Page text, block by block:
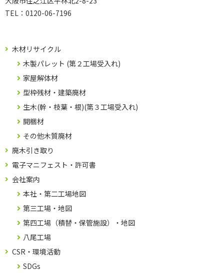
TEL： 0120-06-7196
木材リサイクル
木製パレット (第２工場受入れ)
家屋解体材
型枠残材・建築廃材
生木(幹・枝葉・根)(第３工場受入れ)
開梱材
その他木質廃材
廃木引き取り
電子マニフェスト・許可書
会社案内
本社・第二工場地図
第三工場・地図
第四工場（積替・保管施設）・地図
八尾工場
CSR・環境活動
SDGs